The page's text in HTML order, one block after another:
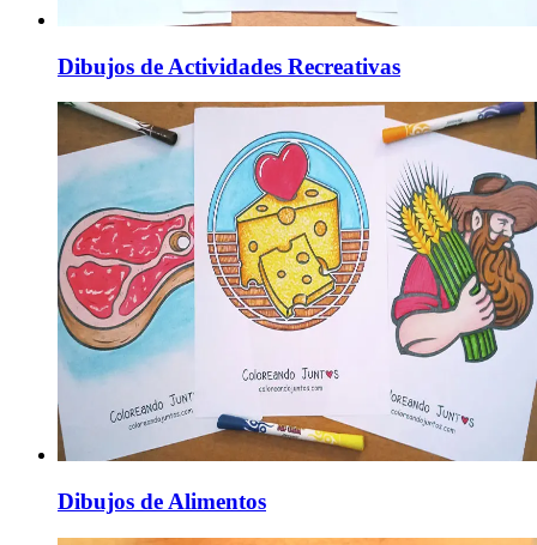
Dibujos de Actividades Recreativas
Dibujos de Alimentos